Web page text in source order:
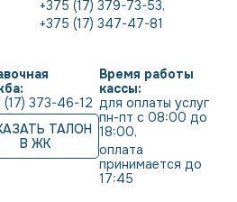
+375 (17) 379-73-53,
+375 (17) 347-47-81
(17) 373-46-12
ТАЛОН
В ЖК
Время работы
кассы:
для оплаты услуг
пн-пт с 08:00 до
18:00,
оплата
принимается до
17:45